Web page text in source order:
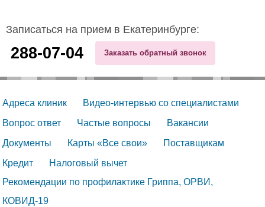
Записаться на прием в Екатеринбурге:
288-07-04 Заказать обратный звонок
Адреса клиник
Видео-интервью со специалистами
Вопрос ответ
Частые вопросы
Вакансии
Документы
Карты «Все свои»
Поставщикам
Кредит
Налоговый вычет
Рекомендации по профилактике Гриппа, ОРВИ,
КОВИД-19